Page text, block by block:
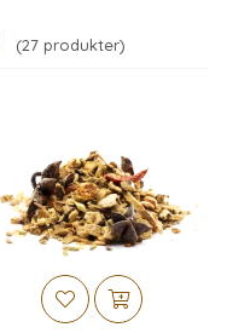
(27 produkter)